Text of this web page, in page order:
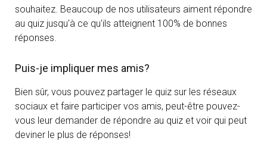
souhaitez. Beaucoup de nos utilisateurs aiment répondre
au quiz jusqu'à ce qu'ils atteignent 100% de bonnes
réponses.
Puis-je impliquer mes amis?
Bien sûr, vous pouvez partager le quiz sur les réseaux
sociaux et faire participer vos amis, peut-être pouvez-
vous leur demander de répondre au quiz et voir qui peut
deviner le plus de réponses!